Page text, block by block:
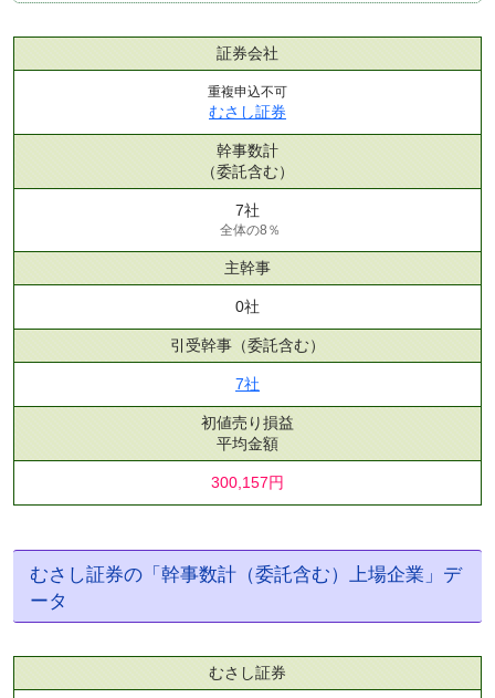
証券会社
重複申込不可
むさし証券
幹事数計
（委託含む）
7社
全体の8％
主幹事
0社
引受幹事 （委託含む）
7社
初値売り損益
平均金額
300,157円
むさし証券の「幹事数計（委託含む）上場企業」デ
ータ
むさし証券